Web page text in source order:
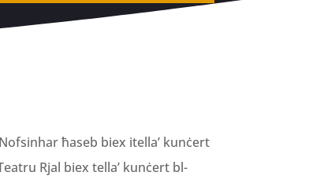
ħaseb biex itella’ kunċert
Rjal biex tella’ kunċert bl-